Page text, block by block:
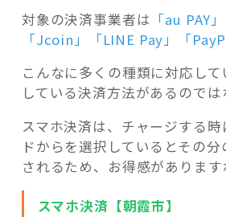
対象の決済事業者は 「au PAY
「Jcoin」「LINE Pay」「
こんなに多くの種類に対応し
している決済方法があるのでは
スマホ決済は、チャージする
ドからを選択しているとその
されるため、お得感があります
スマホ決済【朝霞市】